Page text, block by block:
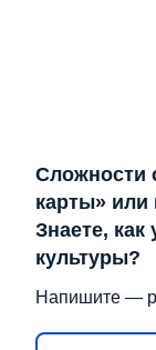
Сложности
карты» или
Знаете,
культуры?
Напишите —